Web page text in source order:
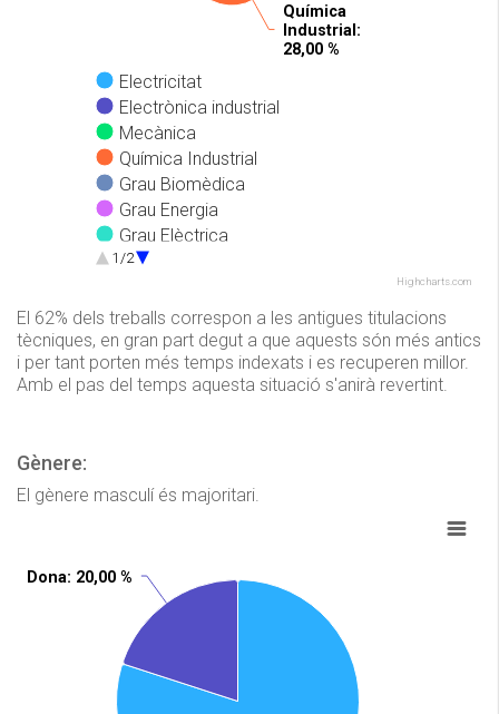
Química
Industrial :
28,00 %
Química
Industrial :
28,00 %
Electricitat
Electrònica industrial
Mecànica
Química Industrial
Grau Biomèdica
Grau Energia
Grau Elèctrica
Grau Electrònica Industrial i Automàtica
Grau Química
1/2
Highcharts.com
El 62% dels treballs correspon a les antigues titulacions
tècniques, en gran part degut a que aquests són més antics
i per tant porten més temps indexats i es recuperen millor.
Amb el pas del temps aquesta situació s'anirà revertint.
Gènere:
El gènere masculí és majoritari.
Dona: 20,00 %
Dona: 20,00 %